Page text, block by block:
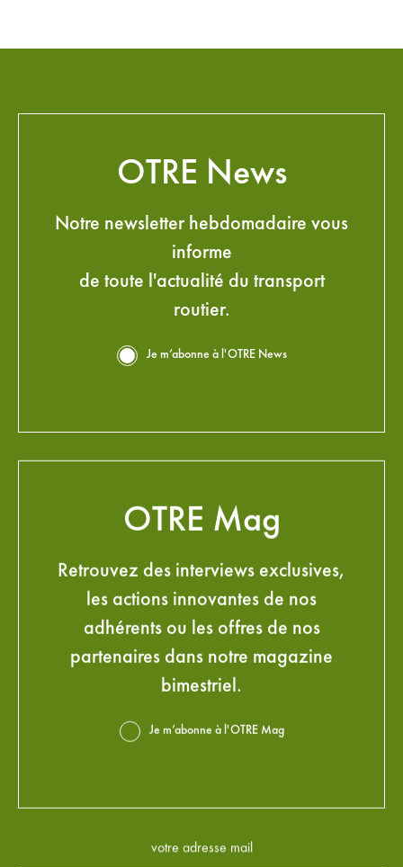
OTRE News
Notre newsletter hebdomadaire vous
informe
de toute l'actualité du transport
routier.
Je m’abonne à l'OTRE News
OTRE Mag
Retrouvez des interviews exclusives,
les actions innovantes de nos
adhérents ou les offres de nos
partenaires dans notre magazine
bimestriel.
Je m’abonne à l'OTRE Mag